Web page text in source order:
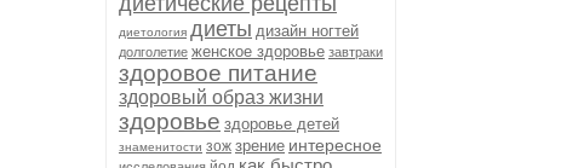
диетология диеты дизайн ногтей
долголетие женское здоровье завтраки
здоровое питание
здоровый образ жизни
здоровье здоровье детей
знаменитости зож зрение интересное